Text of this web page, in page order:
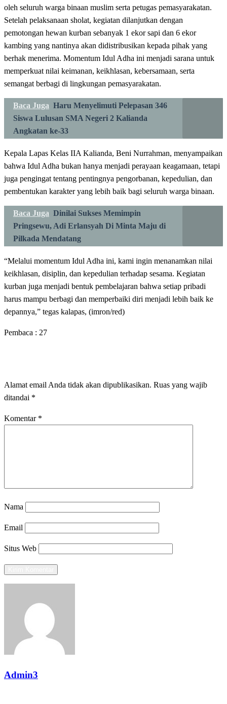
oleh seluruh warga binaan muslim serta petugas pemasyarakatan.
Setelah pelaksanaan sholat, kegiatan dilanjutkan dengan
pemotongan hewan kurban sebanyak 1 ekor sapi dan 6 ekor
kambing yang nantinya akan didistribusikan kepada pihak yang
berhak menerima. Momentum Idul Adha ini menjadi sarana untuk
memperkuat nilai keimanan, keikhlasan, kebersamaan, serta
semangat berbagi di lingkungan pemasyarakatan.
Baca Juga Haru Menyelimuti Pelepasan 346
Siswa Lulusan SMA Negeri 2 Kalianda
Angkatan ke-33
Kepala Lapas Kelas IIA Kalianda, Beni Nurrahman, menyampaikan
bahwa Idul Adha bukan hanya menjadi perayaan keagamaan, tetapi
juga pengingat tentang pentingnya pengorbanan, kepedulian, dan
pembentukan karakter yang lebih baik bagi seluruh warga binaan.
Baca Juga Dinilai Sukses Memimpin
Pringsewu, Adi Erlansyah Di Minta Maju di
Pilkada Mendatang
“Melalui momentum Idul Adha ini, kami ingin menanamkan nilai
keikhlasan, disiplin, dan kepedulian terhadap sesama. Kegiatan
kurban juga menjadi bentuk pembelajaran bahwa setiap pribadi
harus mampu berbagi dan memperbaiki diri menjadi lebih baik ke
depannya,” tegas kalapas, (imron/red)
Pembaca : 27
Alamat email Anda tidak akan dipublikasikan. Ruas yang wajib
ditandai *
Komentar *
Nama
Email
Situs Web
Admin3